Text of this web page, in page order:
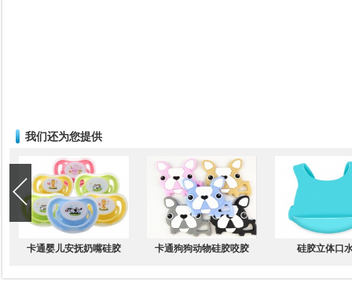
我们还为您提供
卡通婴儿安抚奶嘴硅胶 卡通狗狗动物硅胶咬胶 硅胶立体口